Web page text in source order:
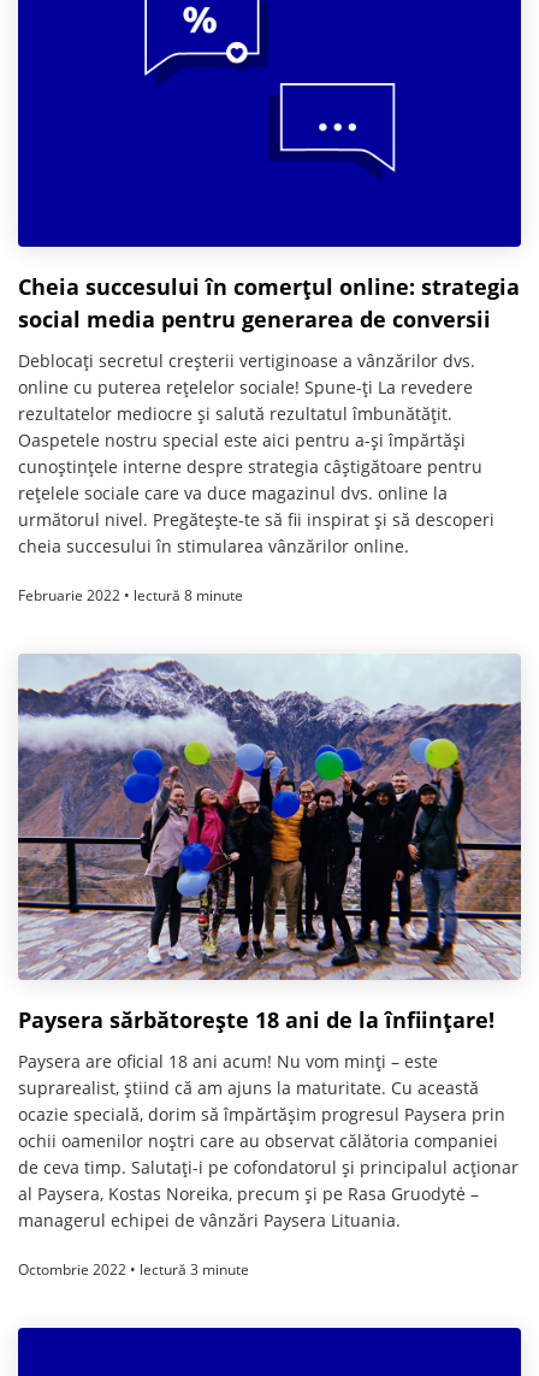
Cheia succesului în comerțul online: strategia
social media pentru generarea de conversii
Deblocați secretul creșterii vertiginoase a vânzărilor dvs.
online cu puterea rețelelor sociale! Spune-ți La revedere
rezultatelor mediocre și salută rezultatul îmbunătățit.
Oaspetele nostru special este aici pentru a-și împărtăși
cunoștințele interne despre strategia câștigătoare pentru
rețelele sociale care va duce magazinul dvs. online la
următorul nivel. Pregătește-te să fii inspirat și să descoperi
cheia succesului în stimularea vânzărilor online.
Februarie 2022 • lectură 8 minute
Paysera sărbătorește 18 ani de la înființare!
Paysera are oficial 18 ani acum! Nu vom minți – este
suprarealist, știind că am ajuns la maturitate. Cu această
ocazie specială, dorim să împărtășim progresul Paysera prin
ochii oamenilor noștri care au observat călătoria companiei
de ceva timp. Salutați-i pe cofondatorul și principalul acționar
al Paysera, Kostas Noreika, precum și pe Rasa Gruodytė –
managerul echipei de vânzări Paysera Lituania.
Octombrie 2022 • lectură 3 minute